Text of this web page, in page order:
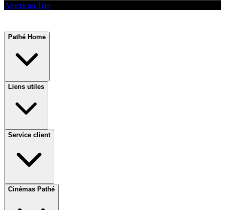
American Trip
Pathé Home
Liens utiles
Service client
Cinémas Pathé